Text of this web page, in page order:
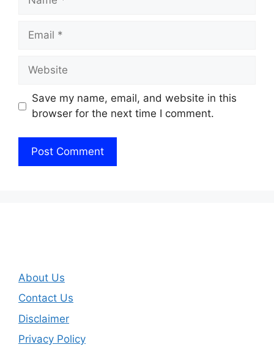
Email
Website
Save my name, email, and website in this
browser for the next time I comment.
About Us
Contact Us
Disclaimer
Privacy Policy